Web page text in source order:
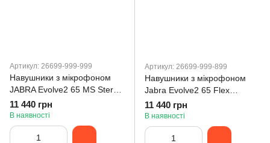
Артикул: 26699-999-999
Навушники з мікрофоном
JABRA Evolve2 65 MS Stereo
USB-A Flex (26699-999-999)
11 440 грн
В наявності
Артикул: 26699-999-899
Навушники з мікрофоном
Jabra Evolve2 65 Flex
Link380c MS Stereo (26699-
999-899)
11 440 грн
В наявності